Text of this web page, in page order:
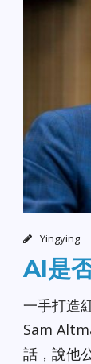
Yingying
AI是
一手打造
Sam
話，說他